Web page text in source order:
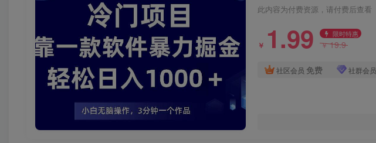
此内容为付费资源，请付费后查看
￥ 1.99 限时特惠
￥19.9
社区会员 免费 社群会员